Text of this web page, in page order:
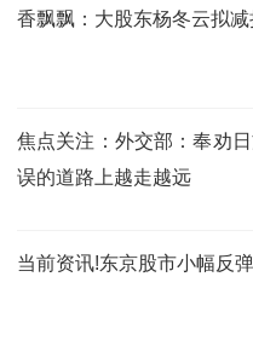
香飘飘：大股东杨冬云拟
焦点关注：外交部：奉劝
误的道路上越走越远
当前资讯!东京股市小幅反弹